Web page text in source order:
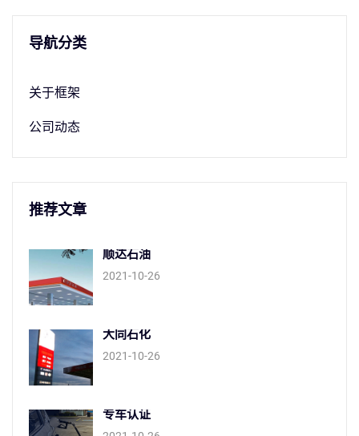
导航分类
关于框架
公司动态
推荐文章
顺达石油
2021-10-26
大同石化
2021-10-26
专车认证